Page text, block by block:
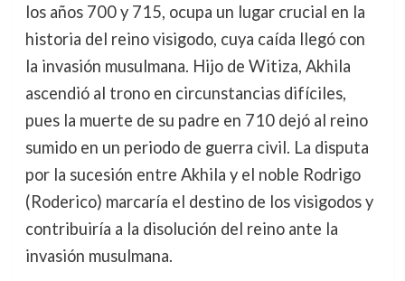
los años 700 y 715, ocupa un lugar crucial en la
historia del reino visigodo, cuya caída llegó con
la invasión musulmana. Hijo de Witiza, Akhila
ascendió al trono en circunstancias difíciles,
pues la muerte de su padre en 710 dejó al reino
sumido en un periodo de guerra civil. La disputa
por la sucesión entre Akhila y el noble Rodrigo
(Roderico) marcaría el destino de los visigodos y
contribuiría a la disolución del reino ante la
invasión musulmana.